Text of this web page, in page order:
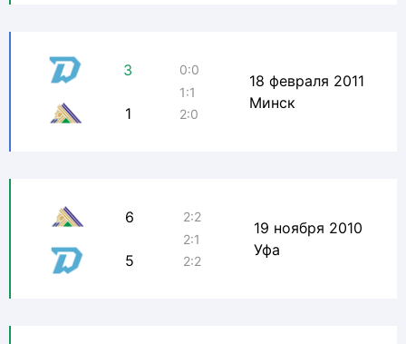
3
1
0:0
1:1
2:0
18 февраля 2011
Минск
6
5
2:2
2:1
2:2
19 ноября 2010
Уфа